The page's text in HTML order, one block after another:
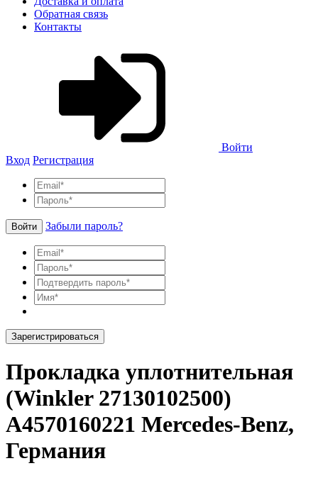
Обратная связь
Контакты
Войти
Вход Регистрация
Войти Забыли пароль?
Зарегистрироваться
Прокладка уплотнительная
(Winkler 27130102500)
A4570160221 Mercedes-Benz,
Германия